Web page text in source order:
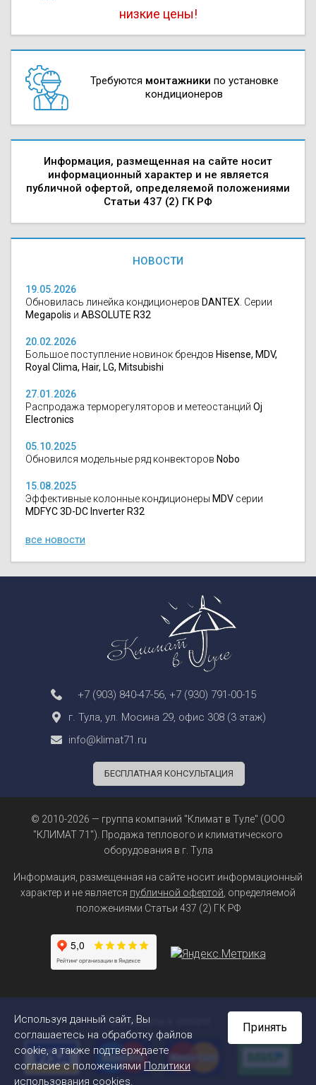
низкие цены!
Требуются монтажники по установке
кондиционеров
Информация, размещенная на сайте носит
информационный характер и не является
публичной офертой, определяемой положениями
Статьи 437 (2) ГК РФ
НОВОСТИ
19.05.2026
Обновилась линейка кондиционеров DANTEX . Серии
Megapolis и ABSOLUTE R32
20.02.2026
Большое поступление новинок брендов Hisense, MDV,
Royal Clima, Hair, LG, Mitsubishi
27.01.2026
Распродажа терморегуляторов и метеостанций Oj
Electronics
05.10.2025
Обновился модельные ряд конвекторов Nobo
15.08.2025
Эффективные колонные кондиционеры MDV серии
MDFYC 3D-DC Inverter R32
все новости
+7 (903) 840-47-56 +7 (930) 791-00-15
г. Тула, ул. Мосина 29, офис 308 (3 этаж)
info@klimat71.ru
БЕСПЛАТНАЯ КОНСУЛЬТАЦИЯ
© 2010-2026 — группа компаний "Климат в Туле" (ООО
"КЛИМАТ 71"). Продажа теплового и климатического
оборудования в г. Тула
Информация, размещенная на сайте носит информационный
характер и не является публичной офертой , определяемой
положениями Статьи 437 (2) ГК РФ
Принимаем к оплате
Используя данный сайт, Вы
соглашаетесь на обработку файлов
cookie, а также подтверждаете
согласие с положениями Политики
использования cookies.
Принять